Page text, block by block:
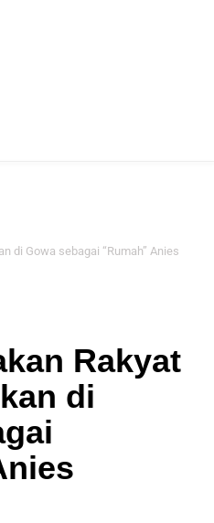
di Gowa sebagai “Rumah” Anies
Rakyat
di